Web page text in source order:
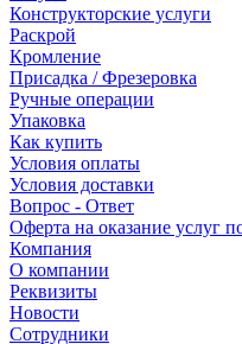
Конструкторские услуги
Раскрой
Кромление
Присадка / Фрезеровка
Ручные операции
Упаковка
Как купить
Условия оплаты
Условия доставки
Вопрос - Ответ
Оферта на оказание услуг
Компания
О компании
Реквизиты
Новости
Сотрудники